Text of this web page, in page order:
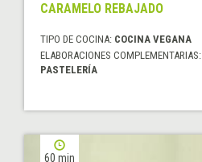
CARAMELO REBAJADO
TIPO DE COCINA: COCINA VEGANA
ELABORACIONES COMPLEMENTARIAS:
PASTELERÍA
60 min